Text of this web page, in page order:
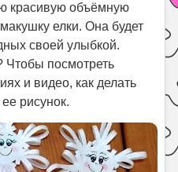
красивую объёмную
елки. Она будет
своей улыбкой.
Чтобы посмотреть
и видео, как делать
рисунок.